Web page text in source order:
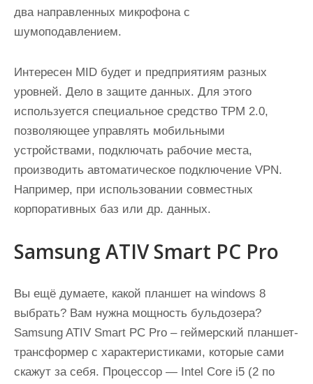
два направленных микрофона с
шумоподавлением.
Интересен MID будет и предприятиям разных
уровней. Дело в защите данных. Для этого
используется специальное средство TPM 2.0,
позволяющее управлять мобильными
устройствами, подключать рабочие места,
производить автоматическое подключение VPN.
Например, при использовании совместных
корпоративных баз или др. данных.
Samsung ATIV Smart PC Pro
Вы ещё думаете, какой планшет на windows 8
выбрать? Вам нужна мощность бульдозера?
Samsung ATIV Smart PC Pro – геймерский планшет-
трансформер с характеристиками, которые сами
скажут за себя. Процессор — Intel Core i5 (2 по